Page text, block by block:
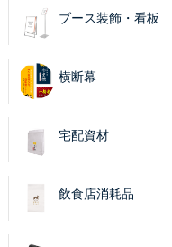
ブース装飾・看板
横断幕
宅配資材
飲食店消耗品